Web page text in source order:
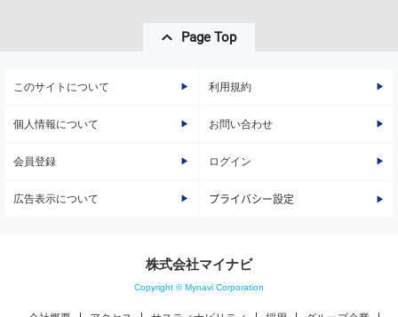
Page Top
このサイトについて 利用規約
個人情報について お問い合わせ
会員登録 ログイン
広告表示について プライバシー設定
株式会社マイナビ
Copyright © Mynavi Corporation